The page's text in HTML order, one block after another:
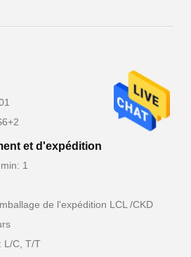
et d'expédition
1
de l'expédition LCL /CKD
L/C, T/T